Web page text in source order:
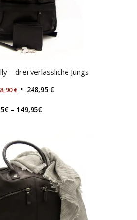
– drei verlässliche Jungs
€ 248,95 €
€ – 149,95€